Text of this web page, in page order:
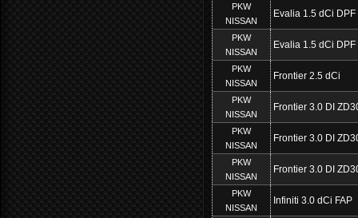
PKW
NISSAN
Evalia 1.5 dCi DPF
PKW
NISSAN
Evalia 1.5 dCi DPF
PKW
NISSAN
Frontier 2.5 dCi
PKW
NISSAN
Frontier 3.0 DI
PKW
NISSAN
Frontier 3.0 DI
PKW
NISSAN
Frontier 3.0 DI
PKW
NISSAN
Infiniti 3.0 dCi FAP